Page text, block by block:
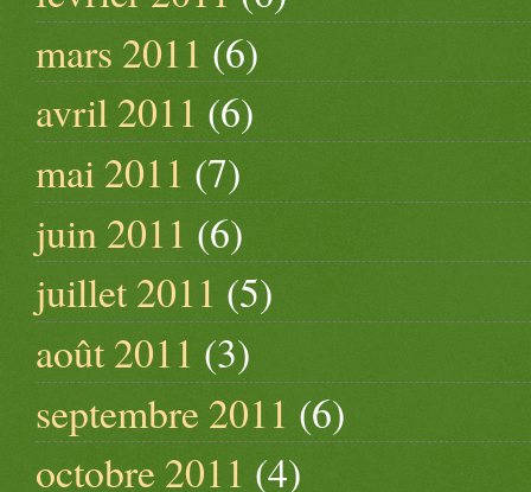
mars 2011 (6)
avril 2011 (6)
mai 2011 (7)
juin 2011 (6)
juillet 2011 (5)
août 2011 (3)
septembre 2011 (6)
octobre 2011 (4)